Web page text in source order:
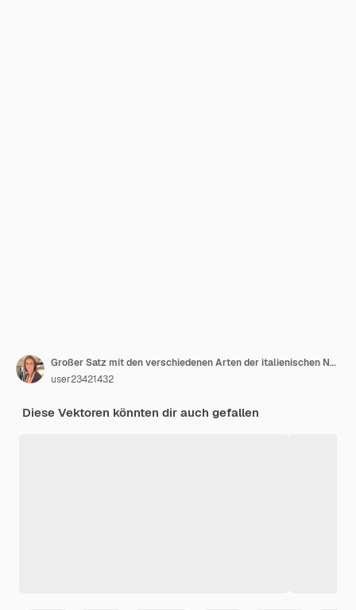
Großer Satz mit den verschiedenen Arten der italienischen Nudelillustration lokalisiert auf weißem Grund. Spaghetti, Farfalle, Penne, Rigatoni, Ravioli, Fusilli, Conchiglie, Ellbogen, fettucine italienische Pasta
user23421432
Diese Vektoren könnten dir auch gefallen